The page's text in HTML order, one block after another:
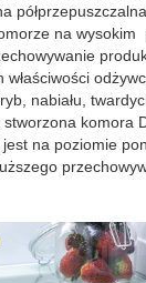
na wysokim
nabiału,
stworzona komora
na poziomie